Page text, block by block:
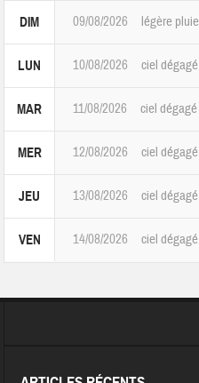
DIM 09/08/2026 légère pluie
LUN 10/08/2026 ciel dégagé
MAR 11/08/2026 ciel dégagé
MER 12/08/2026 ciel dégagé
JEU 13/08/2026 ciel dégagé
VEN 14/08/2026 ciel dégagé